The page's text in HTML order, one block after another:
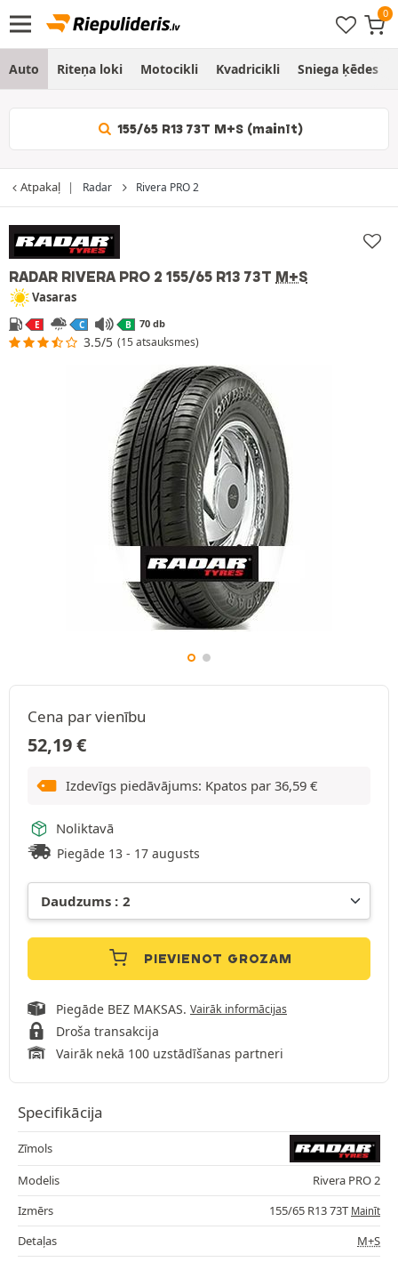
Auto Riteņa loki Motocikli Kvadricikli Sniega ķēdes
155/65 R13 73T M+S (mainīt)
Atpakaļ Radar Rivera PRO 2
RADAR RIVERA PRO 2 155/65 R13 73T M+S
Vasaras
E C B 70 db
3.5/5 (15 atsauksmes)
Cena par vienību
52,19€
Izdevīgs piedāvājums: Kpatos par 36,59 €
Noliktavā
Piegāde 13 - 17 augusts
PIEVIENOT GROZAM
Piegāde BEZ MAKSAS. Vairāk informācijas
Droša transakcija
Vairāk nekā 100 uzstādīšanas partneri
Specifikācija
Zīmols
Modelis
Rivera PRO 2
Izmērs
155/65 R13 73T Mainīt
Detaļas
M+S